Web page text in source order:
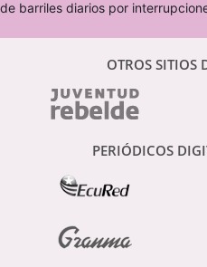
de barriles diarios por
OTROS SITIOS
PERIÓDICOS